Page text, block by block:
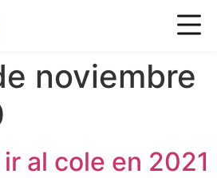
noviembre
al cole en 2021